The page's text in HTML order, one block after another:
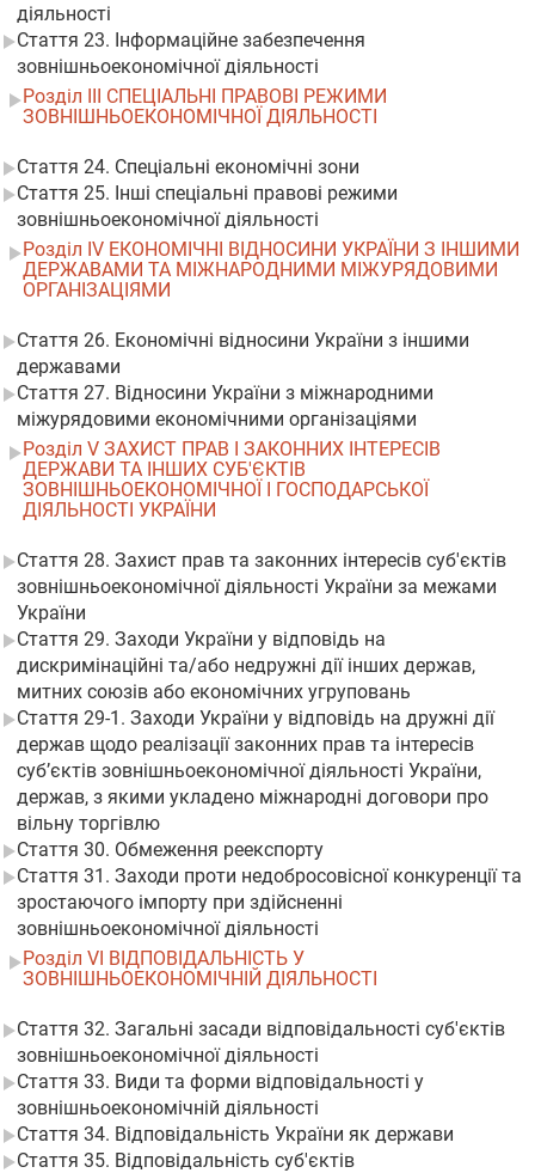
діяльності
Стаття 23. Інформаційне забезпечення
зовнішньоекономічної діяльності
Розділ III СПЕЦІАЛЬНІ ПРАВОВІ РЕЖИМИ
ЗОВНІШНЬОЕКОНОМІЧНОЇ ДІЯЛЬНОСТІ
Стаття 24. Спеціальні економічні зони
Стаття 25. Інші спеціальні правові режими
зовнішньоекономічної діяльності
Розділ IV ЕКОНОМІЧНІ ВІДНОСИНИ УКРАЇНИ З ІНШИМИ
ДЕРЖАВАМИ ТА МІЖНАРОДНИМИ МІЖУРЯДОВИМИ
ОРГАНІЗАЦІЯМИ
Стаття 26. Економічні відносини України з іншими
державами
Стаття 27. Відносини України з міжнародними
міжурядовими економічними організаціями
Розділ V ЗАХИСТ ПРАВ І ЗАКОННИХ ІНТЕРЕСІВ
ДЕРЖАВИ ТА ІНШИХ СУБ'ЄКТІВ
ЗОВНІШНЬОЕКОНОМІЧНОЇ І ГОСПОДАРСЬКОЇ
ДІЯЛЬНОСТІ УКРАЇНИ
Стаття 28. Захист прав та законних інтересів суб'єктів
зовнішньоекономічної діяльності України за межами
України
Стаття 29. Заходи України у відповідь на
дискримінаційні та/або недружні дії інших держав,
митних союзів або економічних угруповань
Стаття 29-1. Заходи України у відповідь на дружні дії
держав щодо реалізації законних прав та інтересів
суб’єктів зовнішньоекономічної діяльності України,
держав, з якими укладено міжнародні договори про
вільну торгівлю
Стаття 30. Обмеження реекспорту
Стаття 31. Заходи проти недобросовісної конкуренції та
зростаючого імпорту при здійсненні
зовнішньоекономічної діяльності
Розділ VI ВІДПОВІДАЛЬНІСТЬ У
ЗОВНІШНЬОЕКОНОМІЧНІЙ ДІЯЛЬНОСТІ
Стаття 32. Загальні засади відповідальності суб'єктів
зовнішньоекономічної діяльності
Стаття 33. Види та форми відповідальності у
зовнішньоекономічній діяльності
Стаття 34. Відповідальність України як держави
Стаття 35. Відповідальність суб'єктів